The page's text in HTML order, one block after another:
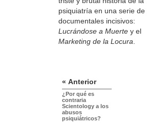
psiquiatría en una serie de
documentales incisivos:
Lucrándose a Muerte y el
Marketing de la Locura.
« Anterior
¿Por qué es
contraria
Scientology a los
abusos
psiquiátricos?